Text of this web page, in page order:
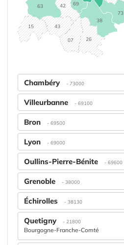
07
15
26
38
42
43
63
69
73
Chambéry - 73000
Villeurbanne - 69100
Bron - 69500
Lyon - 69000
Oullins-Pierre-Bénite - 69600
Grenoble - 38000
Échirolles - 38130
Quetigny - 21800
Bourgogne-Franche-Comté